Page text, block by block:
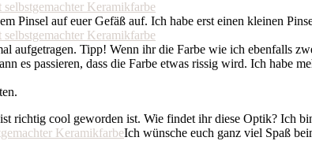
Pinsel auf euer Gefäß auf. Ich habe erst einen kleinen
aufgetragen. Tipp! Wenn ihr die Farbe wie ich ebenfalls
es passieren, dass die Farbe etwas rissig wird. Ich habe
richtig cool geworden ist. Wie findet ihr diese Optik? Ich
Ich wünsche euch ganz viel Spaß